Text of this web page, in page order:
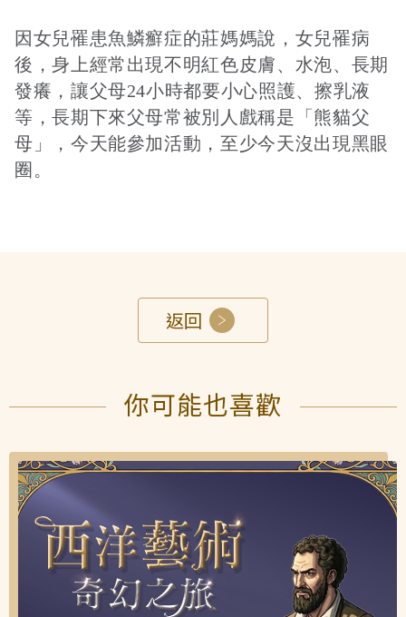
因女兒罹患魚鱗癬症的莊媽媽說，女兒罹病
後，身上經常出現不明紅色皮膚、水泡、長期
發癢，讓父母24小時都要小心照護、擦乳液
等，長期下來父母常被別人戲稱是「熊貓父
母」，今天能參加活動，至少今天沒出現黑眼
圈。
返回
你可能也喜歡